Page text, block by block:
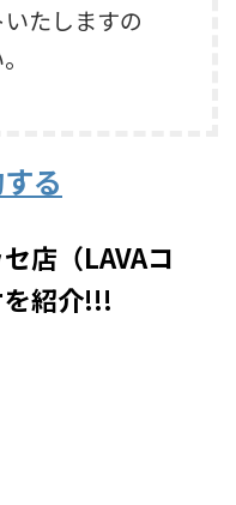
たしますの
る
店（LAVAコ
紹介!!!